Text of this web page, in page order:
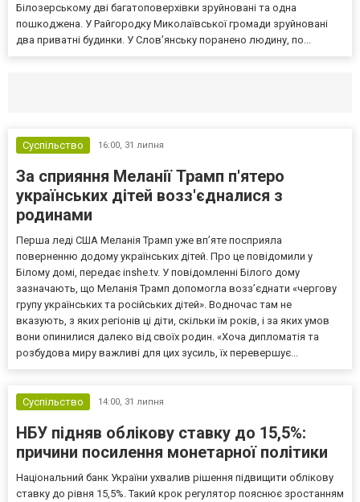
Білозерському дві багатоповерхівки зруйновані та одна
пошкоджена. У Райгородку Миколаївської громади зруйновані
два приватні будинки. У Слов’янську поранено людину, по...
Суспільство 16:00, 31 липня
За сприяння Меланії Трамп п'ятеро
українських дітей возз'єдналися з
родинами
Перша леді США Меланія Трамп уже впʼяте посприяла
поверненню додому українських дітей. Про це повідомили у
Білому домі, передає inshe.tv. У повідомленні Білого дому
зазначають, що Меланія Трамп допомогла возз’єднати «чергову
групу українських та російських дітей». Водночас там не
вказують, з яких регіонів ці діти, скільки їм років, і за яких умов
вони опинилися далеко від своїх родин. «Хоча дипломатія та
розбудова миру важливі для цих зусиль, їх перевершує...
Суспільство 14:00, 31 липня
НБУ підняв облікову ставку до 15,5%:
причини посилення монетарної політики
Національний банк України ухвалив рішення підвищити облікову
ставку до рівня 15,5%. Такий крок регулятор пояснює зростанням